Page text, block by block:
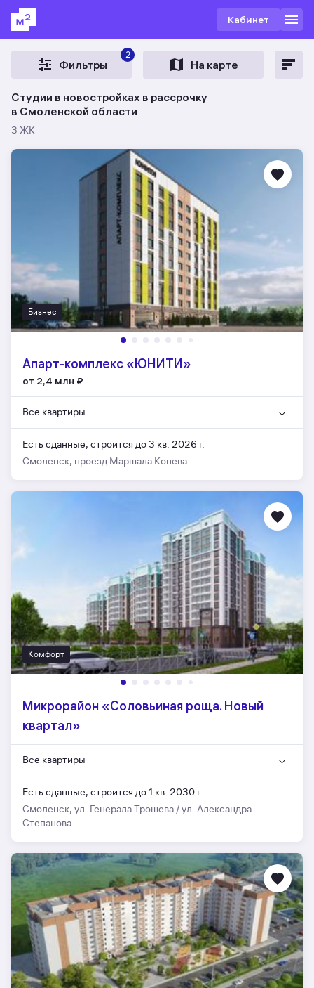
Кабинет
Фильтры
2
На карте
Студии в новостройках в рассрочку
в Смоленской области
3 ЖК
Бизнес
Апарт-комплекс «ЮНИТИ»
от 2,4 млн ₽
Все квартиры
Есть сданные, строится до 3 кв. 2026 г.
Смоленск, проезд Маршала Конева
Комфорт
Микрорайон «Соловьиная роща. Новый
квартал»
Все квартиры
Есть сданные, строится до 1 кв. 2030 г.
Смоленск, ул. Генерала Трошева / ул. Александра
Степанова